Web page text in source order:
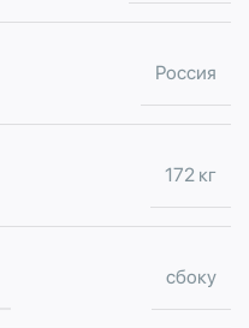
Россия
172 кг
сбоку